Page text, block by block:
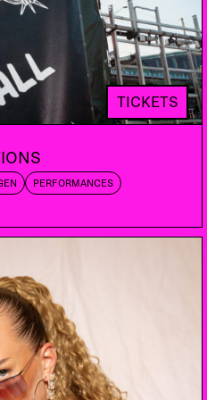
TICKETS
PERFORMANCES